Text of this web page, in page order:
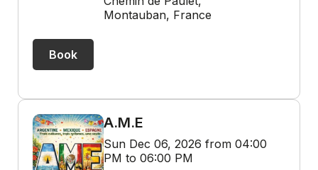
Montauban, France
Book
A.M.E
Sun Dec 06, 2026 from 04:00
PM to 06:00 PM